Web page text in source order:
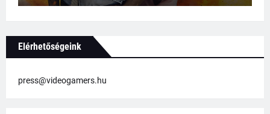
Elérhetőségeink
press@videogamers.hu